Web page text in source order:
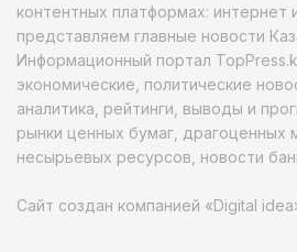
контентных платформах: интернет
представляем главные новости
Информационный портал
экономические, политические
аналитика, рейтинги, выводы и
рынки ценных бумаг, драгоценных
несырьевых ресурсов, новости
Сайт создан компанией «Digital